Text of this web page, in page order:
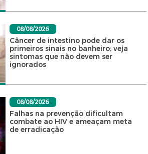
08/08/2026
Câncer de intestino pode dar os
primeiros sinais no banheiro; veja
sintomas que não devem ser
ignorados
08/08/2026
Falhas na prevenção dificultam
combate ao HIV e ameaçam meta
de erradicação